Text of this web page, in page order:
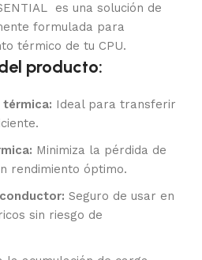
es una solución de
formulada para
térmico de tu CPU.
producto:
Ideal para transferir
Minimiza la pérdida de
rendimiento óptimo.
Seguro de usar en
sin riesgo de